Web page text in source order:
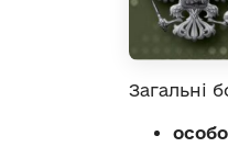
Загальні